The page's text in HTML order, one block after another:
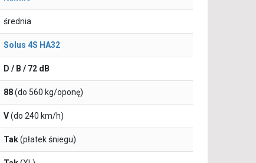
średnia
Solus 4S HA32
D / B / 72 dB
88(do 560 kg/oponę)
V(do 240 km/h)
Tak(płatek śniegu)